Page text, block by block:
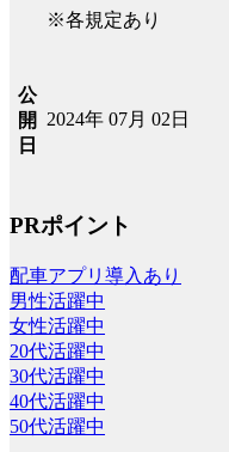
※各規定あり
公
開
日
2024年 07月 02日
PRポイント
配車アプリ導入あり
男性活躍中
女性活躍中
20代活躍中
30代活躍中
40代活躍中
50代活躍中